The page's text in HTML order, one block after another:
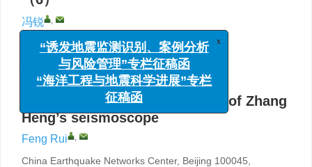
冯锐 ,
中国地震台网中心，北京 100045
详细信息
Eastern Han: A great invention of Zhang
Heng’s seismoscope
Feng Rui ,
China Earthquake Networks Center, Beijing 100045,
x
“诱发地震监测识别、案例分析
与风险管理”专栏征稿函
“海洋工程与地震科学进展”专栏
征稿函